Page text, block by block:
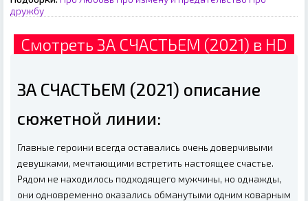
дружбу
Смотреть ЗА СЧАСТЬЕМ (2021) в HD
ЗА СЧАСТЬЕМ (2021) описание
сюжетной линии:
Главные героини всегда оставались очень доверчивыми
девушками, мечтающими встретить настоящее счастье.
Рядом не находилось подходящего мужчины, но однажды,
они одновременно оказались обманутыми одним коварным